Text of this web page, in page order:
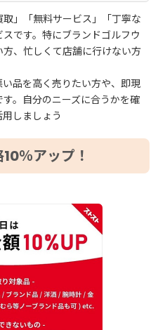
」「無料サービス」「丁寧な
です。特にブランドゴルフウ
、忙しくて店舗に行けない方
品を高く売りたい方や、即現
。自分のニーズに合うかを確
しましょう
％アップ！